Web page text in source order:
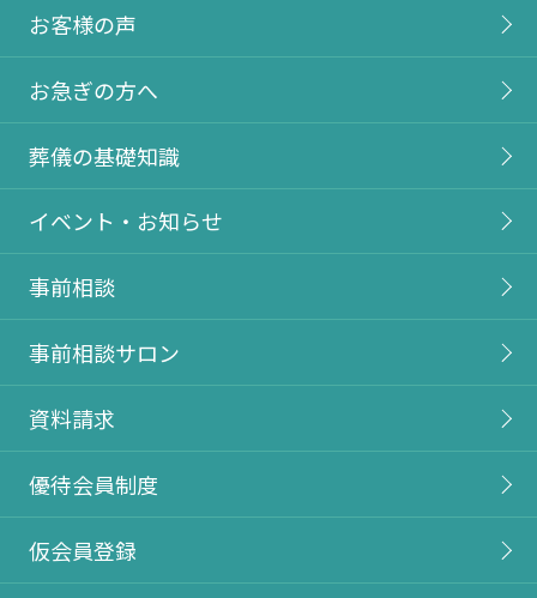
お客様の声
お急ぎの方へ
葬儀の基礎知識
イベント・お知らせ
事前相談
事前相談サロン
資料請求
優待会員制度
仮会員登録